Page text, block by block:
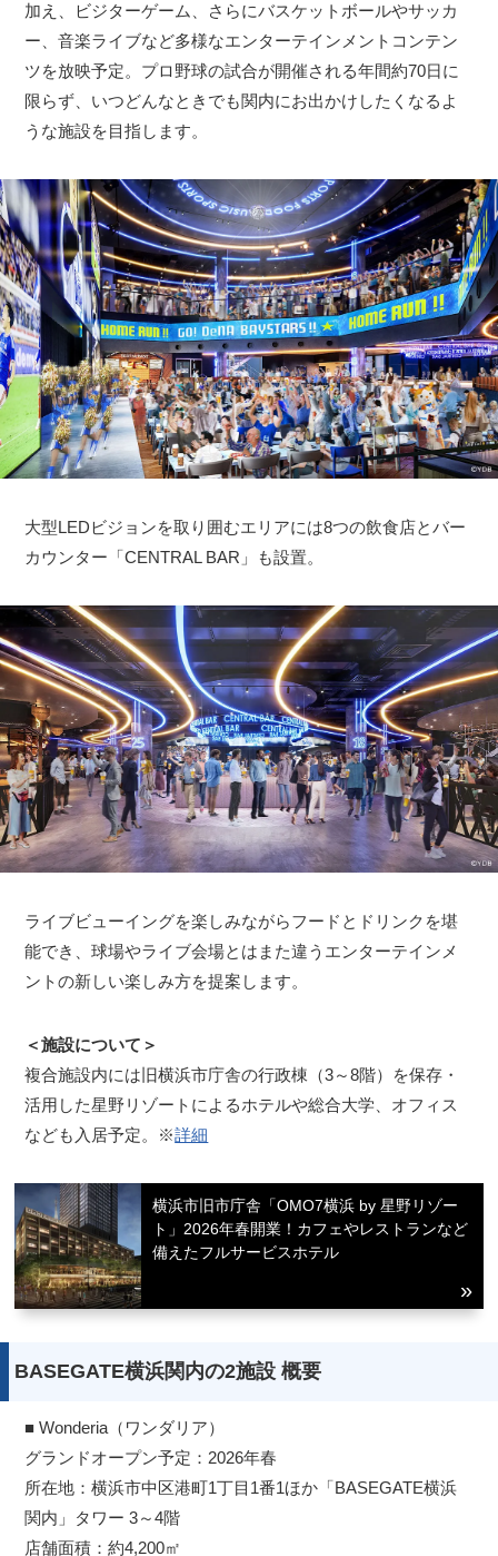
加え、ビジターゲーム、さらにバスケットボールやサッカ
ー、音楽ライブなど多様なエンターテインメントコンテン
ツを放映予定。プロ野球の試合が開催される年間約70日に
限らず、いつどんなときでも関内にお出かけしたくなるよ
うな施設を目指します。
大型LEDビジョンを取り囲むエリアには8つの飲食店とバー
カウンター「CENTRAL BAR」も設置。
ライブビューイングを楽しみながらフードとドリンクを堪
能でき、球場やライブ会場とはまた違うエンターテインメ
ントの新しい楽しみ方を提案します。
＜施設について＞
複合施設内には旧横浜市庁舎の行政棟（3～8階）を保存・
活用した星野リゾートによるホテルや総合大学、オフィス
なども入居予定。※詳細
横浜市旧市庁舎「OMO7横浜 by 星野リゾー
ト」2026年春開業！カフェやレストランなど
備えたフルサービスホテル
BASEGATE横浜関内の2施設 概要
■ Wonderia（ワンダリア）
グランドオープン予定：2026年春
所在地：横浜市中区港町1丁目1番1ほか「BASEGATE横浜
関内」タワー 3～4階
店舗面積：約4,200㎡